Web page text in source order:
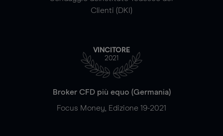
Clienti (DKI)
VINCITORE
2021
Broker CFD più equo (Germania)
Focus Money, Edizione 19-2021